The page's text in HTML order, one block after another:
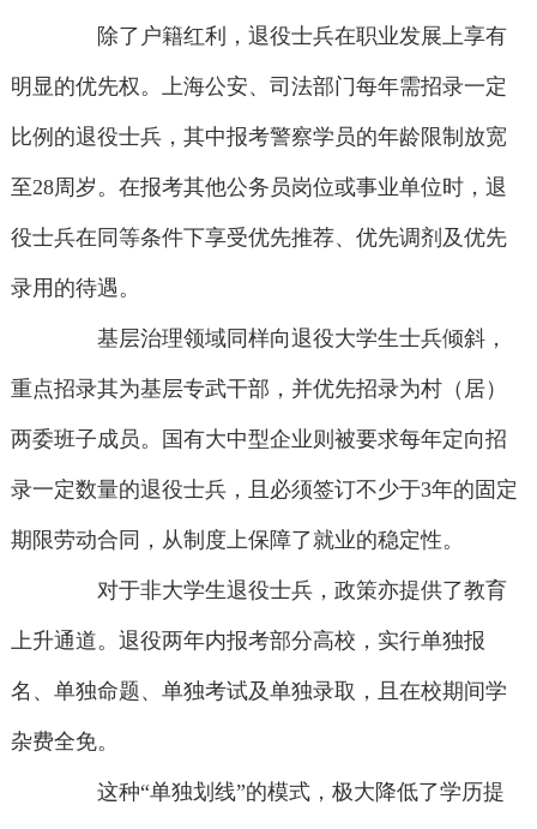
除了户籍红利，退役士兵在职业发展上享有
明显的优先权。上海公安、司法部门每年需招录一定
比例的退役士兵，其中报考警察学员的年龄限制放宽
至28周岁。在报考其他公务员岗位或事业单位时，退
役士兵在同等条件下享受优先推荐、优先调剂及优先
录用的待遇。
基层治理领域同样向退役大学生士兵倾斜，
重点招录其为基层专武干部，并优先招录为村（居）
两委班子成员。国有大中型企业则被要求每年定向招
录一定数量的退役士兵，且必须签订不少于3年的固定
期限劳动合同，从制度上保障了就业的稳定性。
对于非大学生退役士兵，政策亦提供了教育
上升通道。退役两年内报考部分高校，实行单独报
名、单独命题、单独考试及单独录取，且在校期间学
杂费全免。
这种“单独划线”的模式，极大降低了学历提